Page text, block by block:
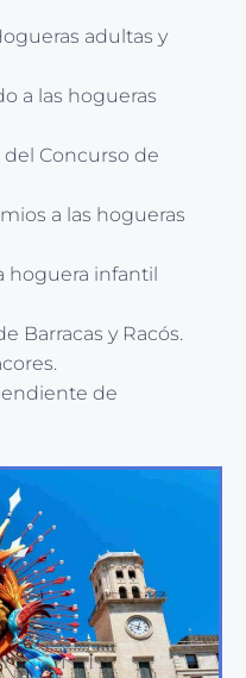
adultas y
a las hogueras
del Concurso de
a las hogueras
hoguera infantil
Barracas y Racós.
de